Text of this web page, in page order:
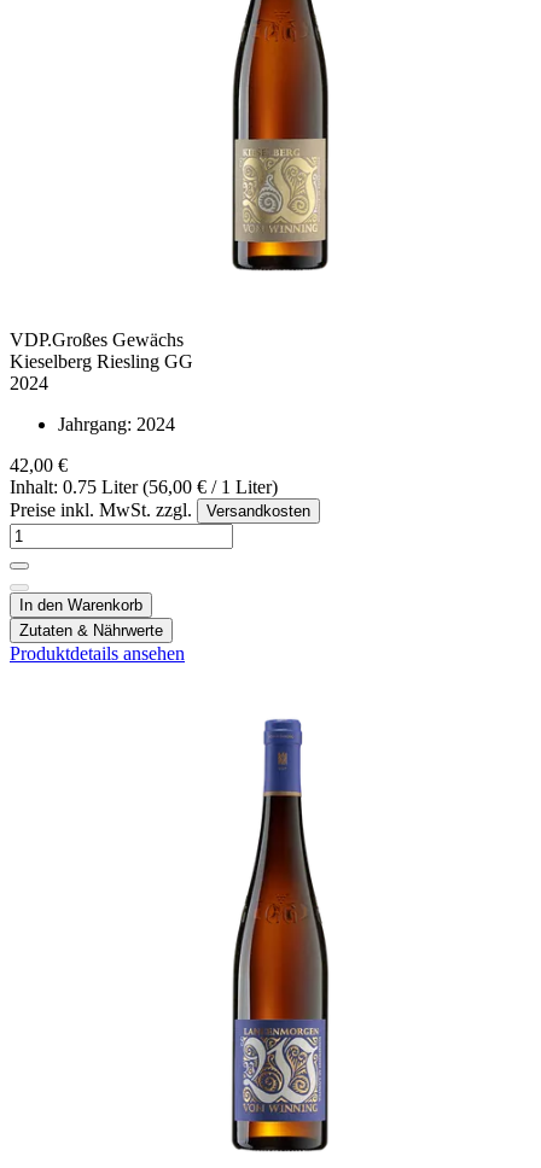
VDP.Großes Gewächs
Kieselberg Riesling GG
2024
Jahrgang: 2024
42,00 €
Inhalt: 0.75 Liter (56,00 € / 1 Liter)
Preise inkl. MwSt. zzgl.
Versandkosten
In den Warenkorb
Zutaten & Nährwerte
Produktdetails ansehen